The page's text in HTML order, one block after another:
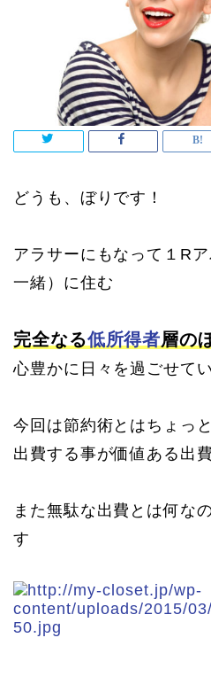
どうも、ぼりです！
アラサーにもなって１R
一緒）に住む
完全なる低所得者層の
心豊かに日々を過ごせてい
今回は節約術とはちょっ
出費する事が価値ある出
また無駄な出費とは何な
す